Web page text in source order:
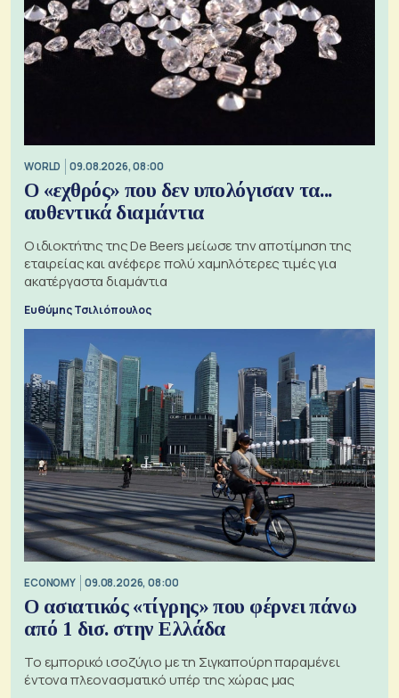
WORLD 09.08.2026, 08:00
Ο «εχθρός» που δεν υπολόγισαν τα...
αυθεντικά διαμάντια
Ο ιδιοκτήτης της De Beers μείωσε την αποτίμηση της
εταιρείας και ανέφερε πολύ χαμηλότερες τιμές για
ακατέργαστα διαμάντια
Ευθύμης Τσιλιόπουλος
ECONOMY 09.08.2026, 08:00
Ο ασιατικός «τίγρης» που φέρνει πάνω
από 1 δισ. στην Ελλάδα
Το εμπορικό ισοζύγιο με τη Σιγκαπούρη παραμένει
έντονα πλεονασματικό υπέρ της χώρας μας